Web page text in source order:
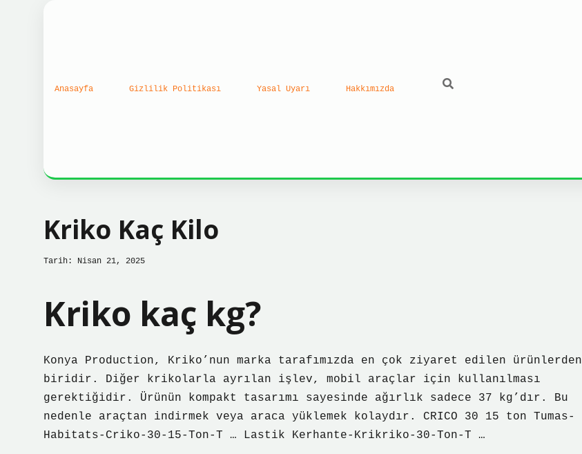
Anasayfa Gizlilik Politikası Yasal Uyarı Hakkımızda
Kriko Kaç Kilo
Tarih: Nisan 21, 2025
Kriko kaç kg?
Konya Production, Kriko’nun marka tarafımızda en çok ziyaret edilen ürünlerden
biridir. Diğer krikolarla ayrılan işlev, mobil araçlar için kullanılması
gerektiğidir. Ürünün kompakt tasarımı sayesinde ağırlık sadece 37 kg’dır. Bu
nedenle araçtan indirmek veya araca yüklemek kolaydır. CRICO 30 15 ton Tumas-
Habitats-Criko-30-15-Ton-T … Lastik Kerhante-Krikriko-30-Ton-T …